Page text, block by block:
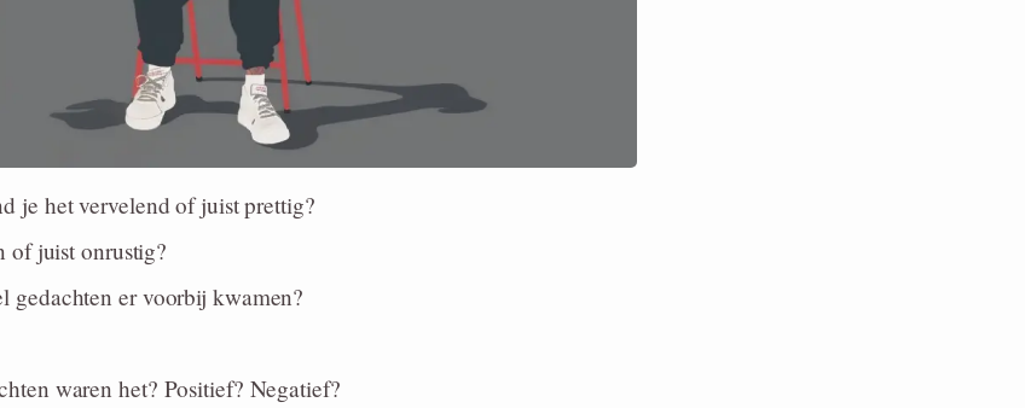
je het vervelend of juist prettig?
of juist onrustig?
gedachten er voorbij kwamen?
waren het? Positief? Negatief?